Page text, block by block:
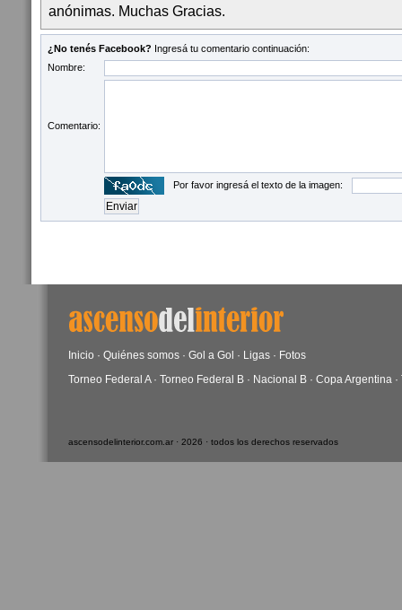
anónimas. Muchas Gracias.
¿No tenés Facebook? Ingresá tu comentario continuación:
Nombre:
Comentario:
Por favor ingresá el texto de la imagen:
Inicio · Quiénes somos · Gol a Gol · Ligas · Fotos
Torneo Federal A· Torneo Federal B · Nacional B · Copa Argentina ·
ascensodelinterior.com.ar · 2026 · todos los derechos reservados